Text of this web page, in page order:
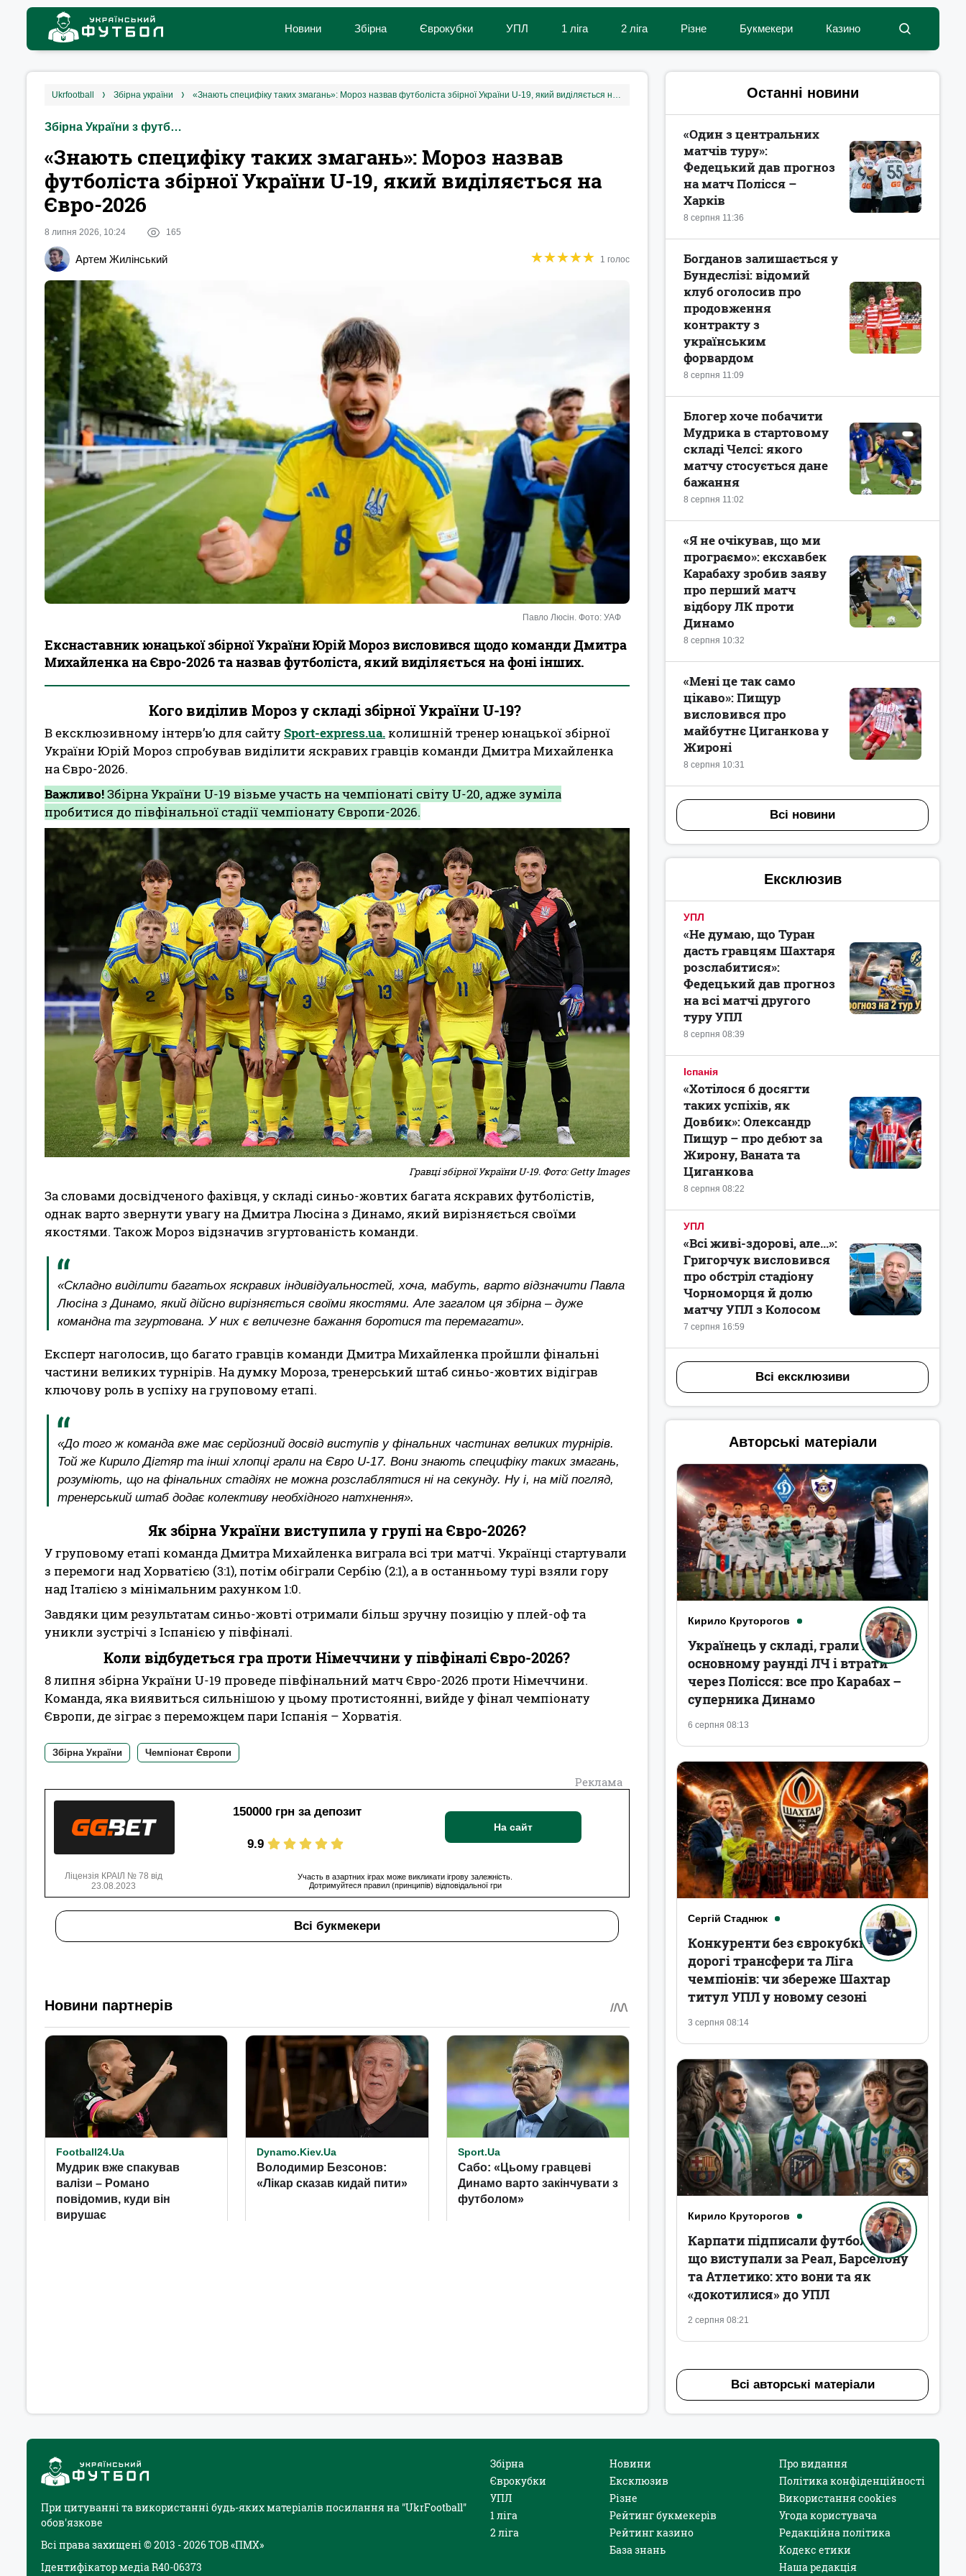
Новини Збірна Єврокубки УПЛ 1 ліга 2 ліга Різне Букмекери Казино
ukrfootball збірна україни «Знають специфіку таких змагань»: Мороз назвав футболіста збірної України U-19, який виділяється на Євро-2026
Збірна України з футболу
«Знають специфіку таких змагань»: Мороз назвав
футболіста збірної України U-19, який виділяється на
Євро-2026
8 липня 2026, 10:24 165
Артем Жилінський ★★★★★
★★★★★ 1 голос
Павло Люсін. Фото: УАФ
Екснаставник юнацької збірної України Юрій Мороз висловився щодо команди Дмитра
Михайленка на Євро-2026 та назвав футболіста, який виділяється на фоні інших.
Кого виділив Мороз у складі збірної України U-19?
В ексклюзивному інтерв’ю для сайтуSport-express.ua.колишній тренер юнацької збірної
України Юрій Мороз спробував виділити яскравих гравців команди Дмитра Михайленка
на Євро-2026.
Важливо!Збірна України U-19 візьме участь на чемпіонаті світу U-20, адже зуміла
пробитися до півфінальної стадії чемпіонату Європи-2026.
Гравці збірної України U-19. Фото: Getty Images
За словами досвідченого фахівця, у складі синьо-жовтих багата яскравих футболістів,
однак варто звернути увагу на Дмитра Люсіна з Динамо, який вирізняється своїми
якостями. Також Мороз відзначив згуртованість команди.
«Складно виділити багатьох яскравих індивідуальностей, хоча, мабуть, варто відзначити Павла
Люсіна з Динамо, який дійсно вирізняється своїми якостями. Але загалом ця збірна – дуже
командна та згуртована. У них є величезне бажання боротися та перемагати».
Експерт наголосив, що багато гравців команди Дмитра Михайленка пройшли фінальні
частини великих турнірів. На думку Мороза, тренерський штаб синьо-жовтих відіграв
ключову роль в успіху на груповому етапі.
«До того ж команда вже має серйозний досвід виступів у фінальних частинах великих турнірів.
Той же Кирило Дігтяр та інші хлопці грали на Євро U-17. Вони знають специфіку таких змагань,
розуміють, що на фінальних стадіях не можна розслаблятися ні на секунду. Ну і, на мій погляд,
тренерський штаб додає колективу необхідного натхнення».
Як збірна України виступила у групі на Євро-2026?
У груповому етапі команда Дмитра Михайленка виграла всі три матчі. Українці стартували
з перемоги над Хорватією (3:1), потім обіграли Сербію (2:1), а в останньому турі взяли гору
над Італією з мінімальним рахунком 1:0.
Завдяки цим результатам синьо-жовті отримали більш зручну позицію у плей-оф та
уникли зустрічі з Іспанією у півфіналі.
Коли відбудеться гра проти Німеччини у півфіналі Євро-2026?
8 липня збірна України U-19 проведе півфінальний матч Євро-2026 проти Німеччини.
Команда, яка виявиться сильнішою у цьому протистоянні, вийде у фінал чемпіонату
Європи, де зіграє з переможцем пари Іспанія – Хорватія.
Збірна України Чемпіонат Європи
Реклама
150000 грн за депозит
9.9
На сайт
Ліцензія КРАІЛ № 78 від
23.08.2023
Участь в азартних іграх може викликати ігрову залежність.
Дотримуйтеся правил (принципів) відповідальної гри
Всі букмекери
Останні новини
8 серпня 11:36
«Один з центральних
матчів туру»:
Федецький дав прогноз
на матч Полісся –
Харків
8 серпня 11:09
Богданов залишається у
Бундеслізі: відомий
клуб оголосив про
продовження
контракту з
українським
форвардом
8 серпня 11:02
Блогер хоче побачити
Мудрика в стартовому
складі Челсі: якого
матчу стосується дане
бажання
8 серпня 10:32
«Я не очікував, що ми
програємо»: ексхавбек
Карабаху зробив заяву
про перший матч
відбору ЛК проти
Динамо
8 серпня 10:31
«Мені це так само
цікаво»: Пищур
висловився про
майбутнє Циганкова у
Жироні
Всі новини
Ексклюзив
УПЛ
8 серпня 08:39
«Не думаю, що Туран
дасть гравцям Шахтаря
розслабитися»:
Федецький дав прогноз
на всі матчі другого
туру УПЛ
Іспанія
8 серпня 08:22
«Хотілося б досягти
таких успіхів, як
Довбик»: Олександр
Пищур – про дебют за
Жирону, Ваната та
Циганкова
УПЛ
7 серпня 16:59
«Всі живі-здорові, але...»:
Григорчук висловився
про обстріл стадіону
Чорноморця й долю
матчу УПЛ з Колосом
Всі ексклюзиви
Авторські матеріали
Кирило Круторогов
6 серпня 08:13
Українець у складі, грали в
основному раунді ЛЧ і втрати
через Полісся: все про Карабах –
суперника Динамо
Сергій Стаднюк
3 серпня 08:14
Конкуренти без єврокубків,
дорогі трансфери та Ліга
чемпіонів: чи збереже Шахтар
титул УПЛ у новому сезоні
Кирило Круторогов
2 серпня 08:21
Карпати підписали футболістів,
що виступали за Реал, Барселону
та Атлетико: хто вони та як
«докотилися» до УПЛ
Всі авторські матеріали
При цитуванні та використанні будь-яких матеріалів посилання на "UkrFootball"
обов'язкове
Всі права захищені © 2013 - 2026 ТОВ «ПМХ»
Ідентифікатор медіа R40-06373
Збірна
Єврокубки
УПЛ
1 ліга
2 ліга
Новини
Ексклюзив
Різне
Рейтинг букмекерів
Рейтинг казино
База знань
Про видання
Політика конфіденційності
Використання cookies
Угода користувача
Редакційна політика
Кодекс етики
Наша редакція